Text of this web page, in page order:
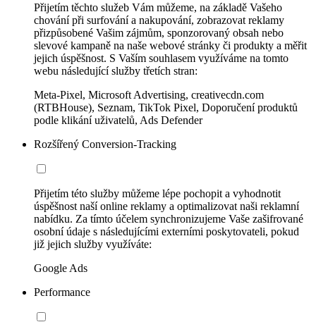
Přijetím těchto služeb Vám můžeme, na základě Vašeho
chování při surfování a nakupování, zobrazovat reklamy
přizpůsobené Vašim zájmům, sponzorovaný obsah nebo
slevové kampaně na naše webové stránky či produkty a měřit
jejich úspěšnost. S Vaším souhlasem využíváme na tomto
webu následující služby třetích stran:
Meta-Pixel, Microsoft Advertising, creativecdn.com
(RTBHouse), Seznam, TikTok Pixel, Doporučení produktů
podle klikání uživatelů, Ads Defender
Rozšířený Conversion-Tracking
Přijetím této služby můžeme lépe pochopit a vyhodnotit
úspěšnost naší online reklamy a optimalizovat naši reklamní
nabídku. Za tímto účelem synchronizujeme Vaše zašifrované
osobní údaje s následujícími externími poskytovateli, pokud
již jejich služby využíváte:
Google Ads
Performance